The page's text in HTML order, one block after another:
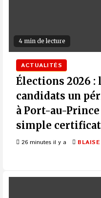
4 min de lecture
ACTUALITÉS
Élections 2026 :
candidats un
à Port-au-
simple certificat
26 minutes il y a